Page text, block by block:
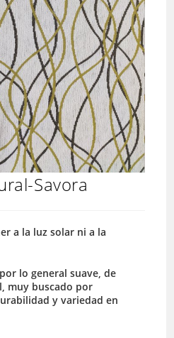
Savora
a la luz solar ni a la
lo general suave, de
muy buscado por
y variedad en